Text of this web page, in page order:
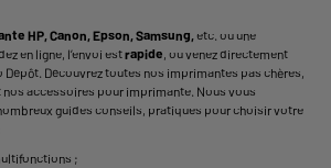
HP, Canon, Epson, Samsung,etc. ou une
en ligne, l’envoi estrapide, ou venez directement
Découvrez toutes nos imprimantes pas chères,
nos accessoires pour imprimante. Nous vous
guides conseils, pratiques pour choisir votre
;